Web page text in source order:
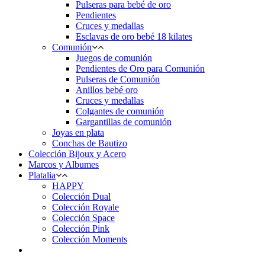
Pulseras para bebé de oro
Pendientes
Cruces y medallas
Esclavas de oro bebé 18 kilates
Comunión
Juegos de comunión
Pendientes de Oro para Comunión
Pulseras de Comunión
Anillos bebé oro
Cruces y medallas
Colgantes de comunión
Gargantillas de comunión
Joyas en plata
Conchas de Bautizo
Colección Bijoux y Acero
Marcos y Albumes
Platalia
HAPPY
Colección Dual
Colección Royale
Colección Space
Colección Pink
Colección Moments